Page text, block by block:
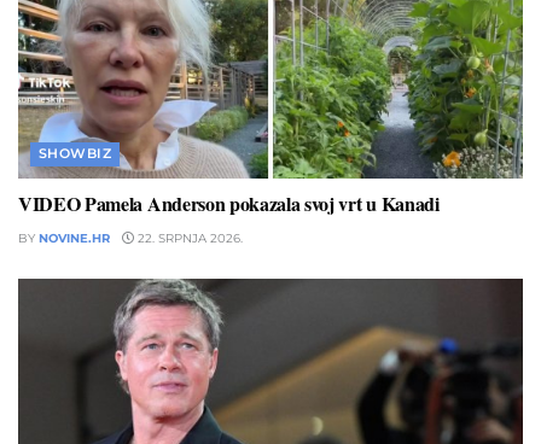
SHOWBIZ
VIDEO Pamela Anderson pokazala svoj vrt u Kanadi
BY NOVINE.HR 22. SRPNJA 2026.